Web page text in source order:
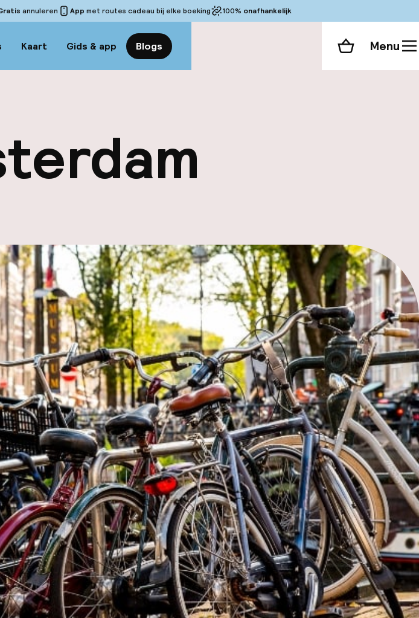
annuleren App met routes cadeau bij elke boeking 100% onafhankelijk
Kaart Gids & app Blogs Winkelmand
Menu